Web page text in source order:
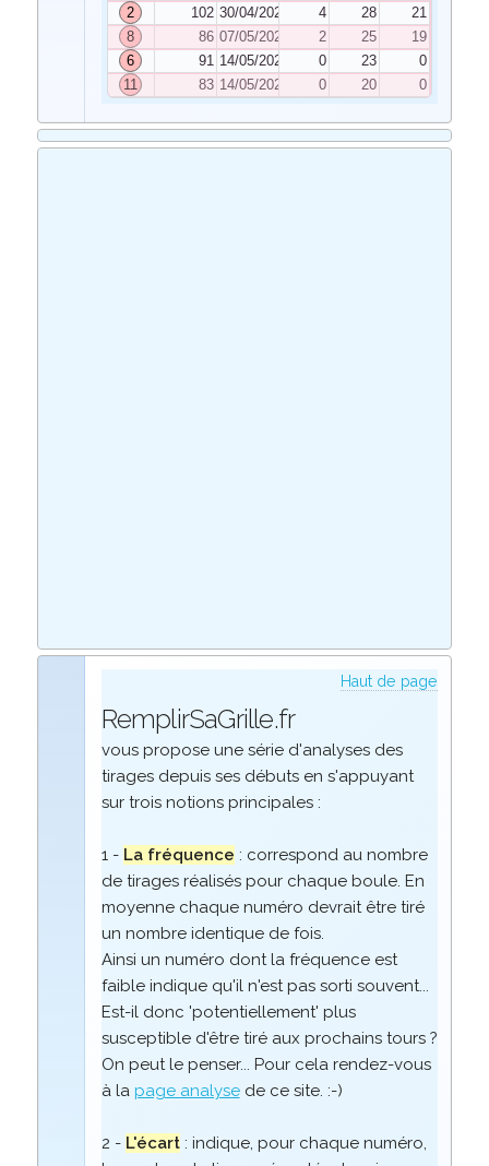
2
102 30/04/2021 4 28
21
8
86 07/05/2021 2 25
19
6
91 14/05/2021 0 23
0
11
83 14/05/2021 0 20 0
Haut de page
RemplirSaGrille.fr
vous propose une série d'analyses des
tirages depuis ses débuts en s'appuyant
sur trois notions principales :
1 - La fréquence : correspond au nombre
de tirages réalisés pour chaque boule. En
moyenne chaque numéro devrait être tiré
un nombre identique de fois.
Ainsi un numéro dont la fréquence est
faible indique qu'il n'est pas sorti souvent...
Est-il donc 'potentiellement' plus
susceptible d'être tiré aux prochains tours ?
On peut le penser... Pour cela rendez-vous
à la page analysede ce site. :-)
2 - L'écart: indique, pour chaque numéro,